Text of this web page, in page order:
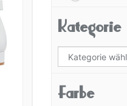
Kategorie
Farbe